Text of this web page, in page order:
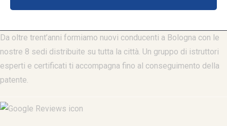
Da oltre trent’anni formiamo nuovi conducenti a Bologna con le
nostre 8 sedi distribuite su tutta la città. Un gruppo di istruttori
esperti e certificati ti accompagna fino al conseguimento della
patente.